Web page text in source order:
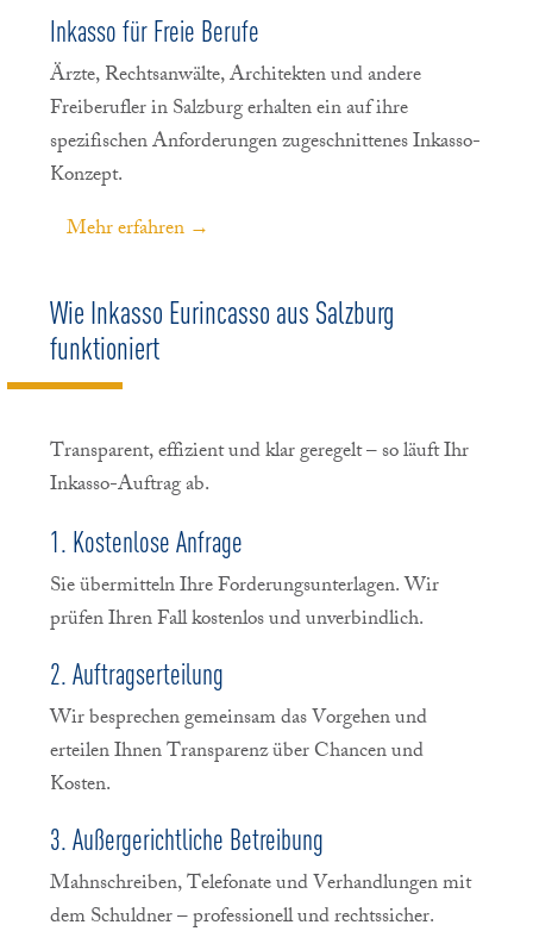
Inkasso für Freie Berufe
Ärzte, Rechtsanwälte, Architekten und andere
Freiberufler in Salzburg erhalten ein auf ihre
spezifischen Anforderungen zugeschnittenes Inkasso-
Konzept.
Mehr erfahren →
Wie Inkasso Eurincasso aus Salzburg
funktioniert
Transparent, effizient und klar geregelt – so läuft Ihr
Inkasso-Auftrag ab.
1. Kostenlose Anfrage
Sie übermitteln Ihre Forderungsunterlagen. Wir
prüfen Ihren Fall kostenlos und unverbindlich.
2. Auftragserteilung
Wir besprechen gemeinsam das Vorgehen und
erteilen Ihnen Transparenz über Chancen und
Kosten.
3. Außergerichtliche Betreibung
Mahnschreiben, Telefonate und Verhandlungen mit
dem Schuldner – professionell und rechtssicher.